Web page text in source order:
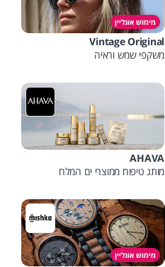
מימוש אונליין
Vintage Original
משקפי שמש וראיה
AHAVA
מותג טיפוח ממוצרי ים המלח
מימוש אונליין